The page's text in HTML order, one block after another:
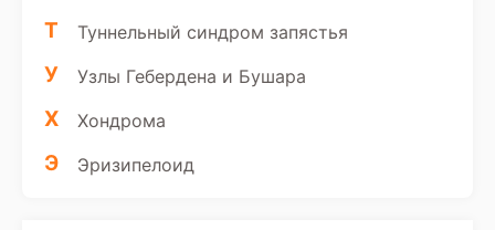
Т Туннельный синдром запястья
У Узлы Гебердена и Бушара
Х Хондрома
Э Эризипелоид